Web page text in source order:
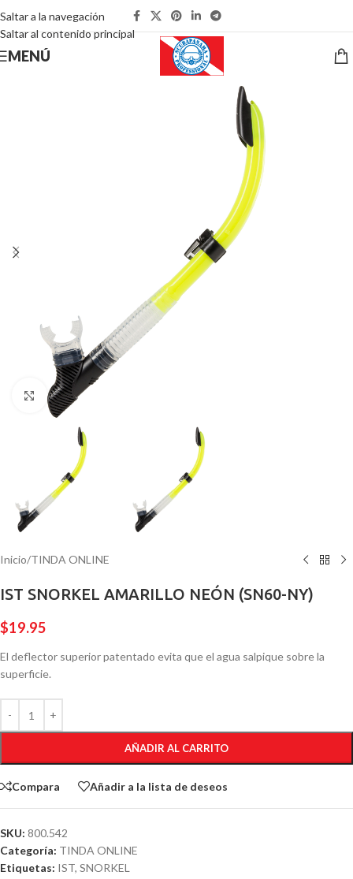
Saltar a la navegación
Saltar al contenido principal
MENÚ
Pulsa para ampliar
Inicio/TINDA ONLINE
IST SNORKEL AMARILLO NEÓN (SN60-NY)
$19.95
El deflector superior patentado evita que el agua salpique sobre la
superficie.
AÑADIR AL CARRITO
Compara Añadir a la lista de deseos
SKU: 800.542
Categoría: TINDA ONLINE
Etiquetas: IST, SNORKEL